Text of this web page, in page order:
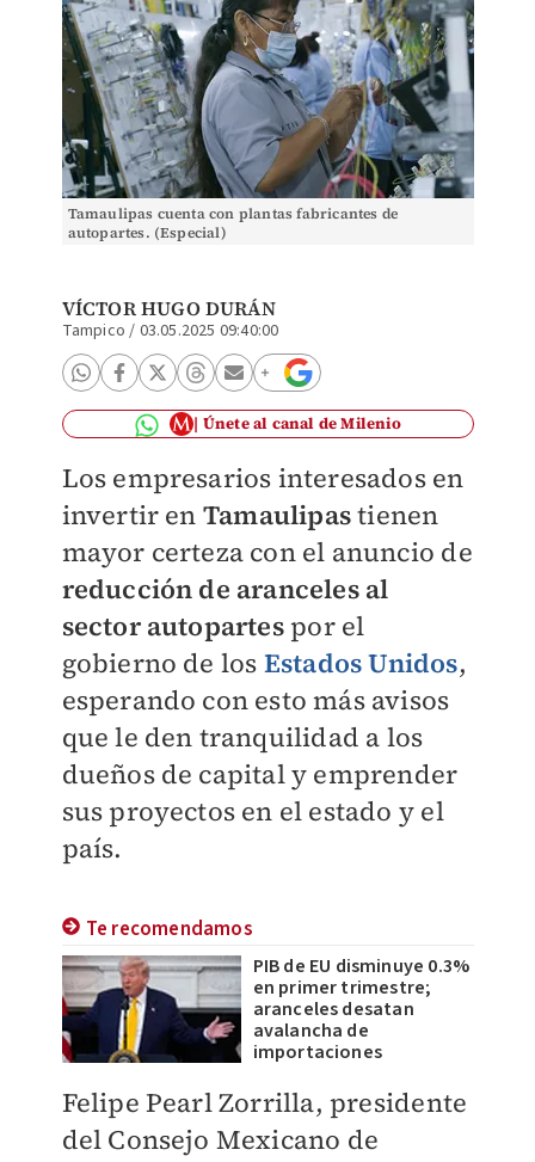
Tamaulipas cuenta con plantas fabricantes de
autopartes. (Especial)
VÍCTOR HUGO DURÁN
Tampico / 03.05.2025 09:40:00
Únete al canal de Milenio
Los empresarios interesados en
invertir en Tamaulipastienen
mayor certeza con el anuncio de
reducción de aranceles al
sector autopartes por el
gobierno de los Estados Unidos,
esperando con esto más avisos
que le den tranquilidad a los
dueños de capital y emprender
sus proyectos en el estado y el
país.
Te recomendamos
PIB de EU disminuye 0.3%
en primer trimestre;
aranceles desatan
avalancha de
importaciones
​Felipe Pearl Zorrilla, presidente
del Consejo Mexicano de